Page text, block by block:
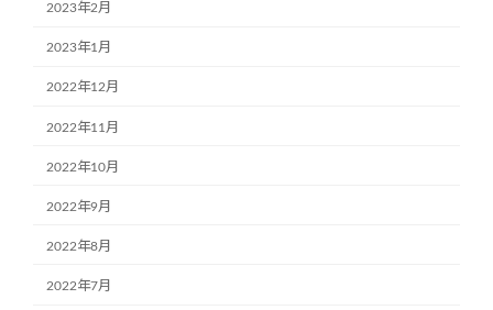
2023年2月
2023年1月
2022年12月
2022年11月
2022年10月
2022年9月
2022年8月
2022年7月